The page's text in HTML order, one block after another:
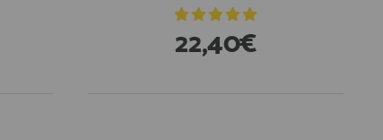
22,40€